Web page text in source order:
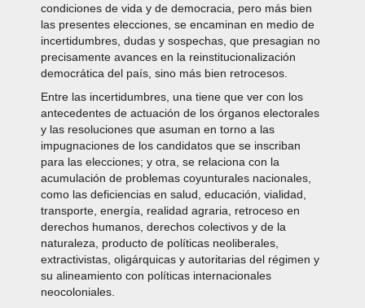
condiciones de vida y de democracia, pero más bien
las presentes elecciones, se encaminan en medio de
incertidumbres, dudas y sospechas, que presagian no
precisamente avances en la reinstitucionalización
democrática del país, sino más bien retrocesos.
Entre las incertidumbres, una tiene que ver con los
antecedentes de actuación de los órganos electorales
y las resoluciones que asuman en torno a las
impugnaciones de los candidatos que se inscriban
para las elecciones; y otra, se relaciona con la
acumulación de problemas coyunturales nacionales,
como las deficiencias en salud, educación, vialidad,
transporte, energía, realidad agraria, retroceso en
derechos humanos, derechos colectivos y de la
naturaleza, producto de políticas neoliberales,
extractivistas, oligárquicas y autoritarias del régimen y
su alineamiento con políticas internacionales
neocoloniales.